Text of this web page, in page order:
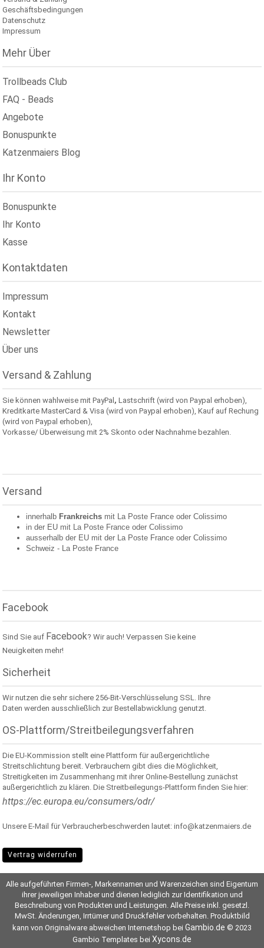
Geschäftsbedingungen
Datenschutz
Impressum
Mehr Über
Trollbeads Club
FAQ - Beads
Angebote
Bonuspunkte
Katzenmaiers Blog
Ihr Konto
Bonuspunkte
Ihr Konto
Kasse
Kontaktdaten
Impressum
Kontakt
Newsletter
Über uns
Versand & Zahlung
Sie können wahlweise mit PayPal,Lastschrift (wird von Paypal erhoben),
Kreditkarte MasterCard & Visa (wird von Paypal erhoben), Kauf auf Rechung
(wird von Paypal erhoben),
Vorkasse/ Überweisung mit 2% Skonto oder Nachnahme bezahlen.
Versand
innerhalb Frankreichs mit La Poste France oderColissimo
in der EU mit La Poste France oderColissimo
ausserhalb der EU mit der La Poste France oderColissimo
Schweiz - La Poste France
Facebook
Sind Sie auf Facebook? Wir auch! Verpassen Sie keine
Neuigkeiten mehr!
Sicherheit
Wir nutzen die sehr sichere 256-Bit-Verschlüsselung SSL. Ihre
Daten werden ausschließlich zur Bestellabwicklung genutzt.
OS-Plattform/Streitbeilegungsverfahren
Die EU-Kommission stellt eine Plattform für außergerichtliche
Streitschlichtung bereit. Verbrauchern gibt dies die Möglichkeit,
Streitigkeiten im Zusammenhang mit ihrer Online-Bestellung zunächst
außergerichtlich zu klären. Die Streitbeilegungs-Plattform finden Sie hier:
https://ec.europa.eu/consumers/odr/
Unsere E-Mail für Verbraucherbeschwerden lautet: info@katzenmaiers.de
Vertrag widerrufen
Alle aufgeführten Firmen-, Markennamen und Warenzeichen sind Eigentum
ihrer jeweiligen Inhaber und dienen lediglich zur Identifikation und
Beschreibung von Produkten und Leistungen. Alle Preise inkl. gesetzl.
MwSt. Änderungen, Irrtümer und Druckfehler vorbehalten. Produktbild
kann von Originalware abweichen Internetshop bei Gambio.de © 2023
Gambio Templates bei Xycons.de